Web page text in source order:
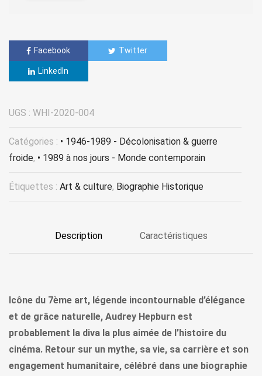
Facebook Twitter
LinkedIn
UGS : WHI-2020-004
Catégories : • 1946-1989 - Décolonisation & guerre
froide, • 1989 à nos jours - Monde contemporain
Étiquettes : Art & culture, Biographie Historique
Description Caractéristiques
Icône du 7ème art, légende incontournable d’élégance
et de grâce naturelle, Audrey Hepburn est
probablement la diva la plus aimée de l’histoire du
cinéma. Retour sur un mythe, sa vie, sa carrière et son
engagement humanitaire, célébré dans une biographie